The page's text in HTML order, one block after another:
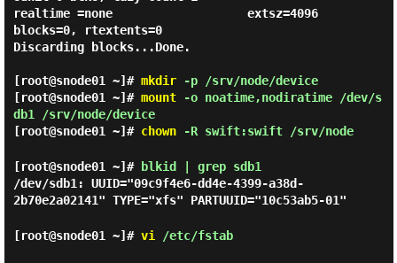
realtime =none                   extsz=4096
blocks=0, rtextents=0
Discarding blocks...Done.
[root@snode01 ~]# mkdir-p /srv/node/device
[root@snode01 ~]# mount-o noatime,nodiratime /dev/s
db1 /srv/node/device
[root@snode01 ~]# chown-R swift:swift /srv/node
[root@snode01 ~]#
blkid | grep sdb1
/dev/sdb1: UUID="09c9f4e6-dd4e-4399-a38d-
2b70e2a02141" TYPE="xfs" PARTUUID="10c53ab5-01"
[root@snode01 ~]# vi /etc/fstab